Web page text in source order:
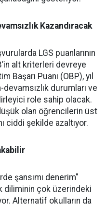
Kazandıracak
LGS puanlarının
alt kriterleri devreye
Başarı Puanı (OBP), yıl
durumları ve
role sahip olacak.
olan öğrencilerin üst
ciddi şekilde azaltıyor.
şansımı denerim"
diliminin çok üzerindeki
Alternatif okulların da